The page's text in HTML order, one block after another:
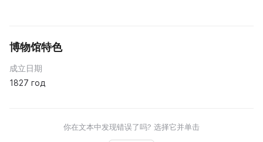
博物馆特色
成立日期
1827 год
你在文本中发现错误了吗? 选择它并单击